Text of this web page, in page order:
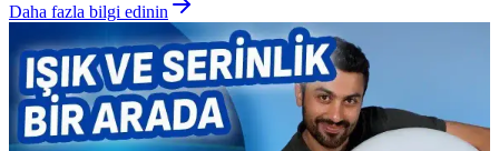
Daha fazla bilgi edinin